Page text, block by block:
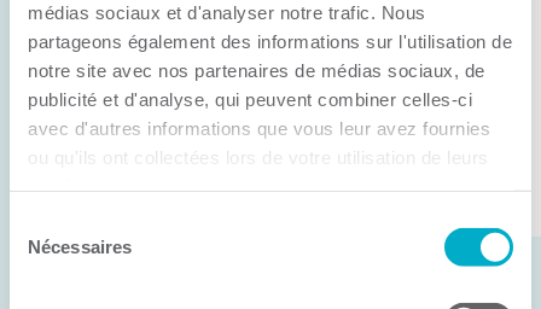
médias sociaux et d'analyser notre trafic. Nous
partageons également des informations sur l'utilisation de
notre site avec nos partenaires de médias sociaux, de
publicité et d'analyse, qui peuvent combiner celles-ci
avec d'autres informations que vous leur avez fournies
ou qu'ils ont collectées lors de votre utilisation de leurs
Nécessaires
C’est lors de son assemblée générale annuelle
tenue hier que la Chambre de commerce et
d’industries de ...